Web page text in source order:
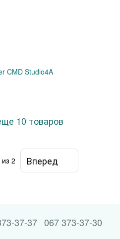
CMD Studio4A
10 товаров
из 2 Вперед
37-37 067 373-37-30